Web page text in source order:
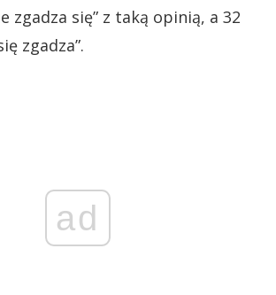
zgadza się” z taką opinią, a 32
zgadza”.
ad